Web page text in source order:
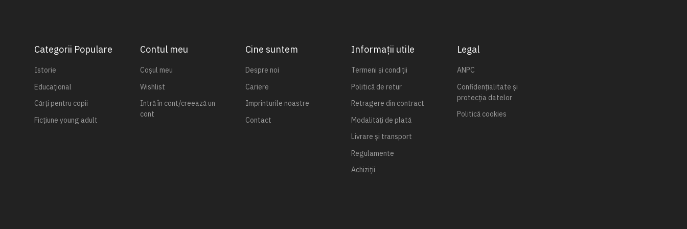
Categorii Populare
Istorie
Educațional
Cărți pentru copii
Ficțiune young adult
Contul meu
Coșul meu
Wishlist
Intră în cont/creează un
cont
Cine suntem
Despre noi
Cariere
Imprinturile noastre
Contact
Informații utile
Termeni și condiții
Politică de retur
Retragere din contract
Modalități de plată
Livrare și transport
Regulamente
Achiziții
Legal
ANPC
Confidențialitate și
protecția datelor
Politică cookies